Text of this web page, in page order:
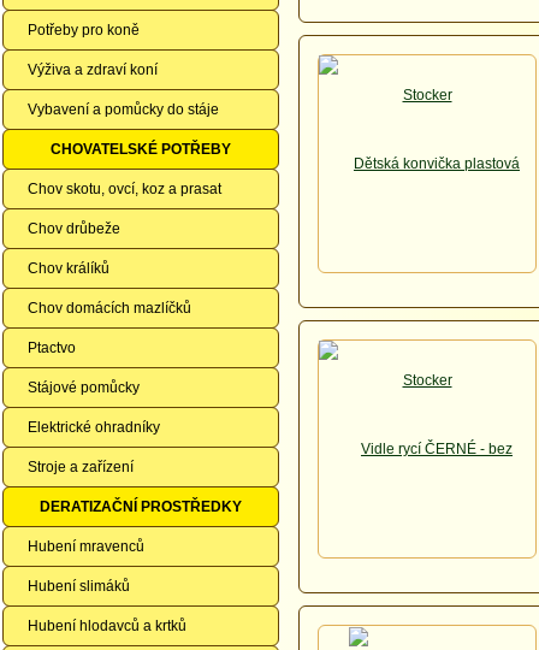
Potřeby pro koně
Výživa a zdraví koní
Vybavení a pomůcky do stáje
CHOVATELSKÉ POTŘEBY
Chov skotu, ovcí, koz a prasat
Chov drůbeže
Chov králíků
Chov domácích mazlíčků
Ptactvo
Stájové pomůcky
Elektrické ohradníky
Stroje a zařízení
DERATIZAČNÍ PROSTŘEDKY
Hubení mravenců
Hubení slimáků
Hubení hlodavců a krtků